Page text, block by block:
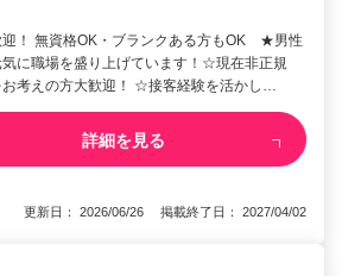
迎！ 無資格OK・ブランクある方もOK ★男性
気に職場を盛り上げています！☆現在非正規
考えの方大歓迎！ ☆接客経験を活かし…
詳細を見る
更新日： 2026/06/26 掲載終了日： 2027/04/02